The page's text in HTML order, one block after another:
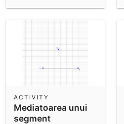
Mediatoarea unui
segment
ACTIVITY